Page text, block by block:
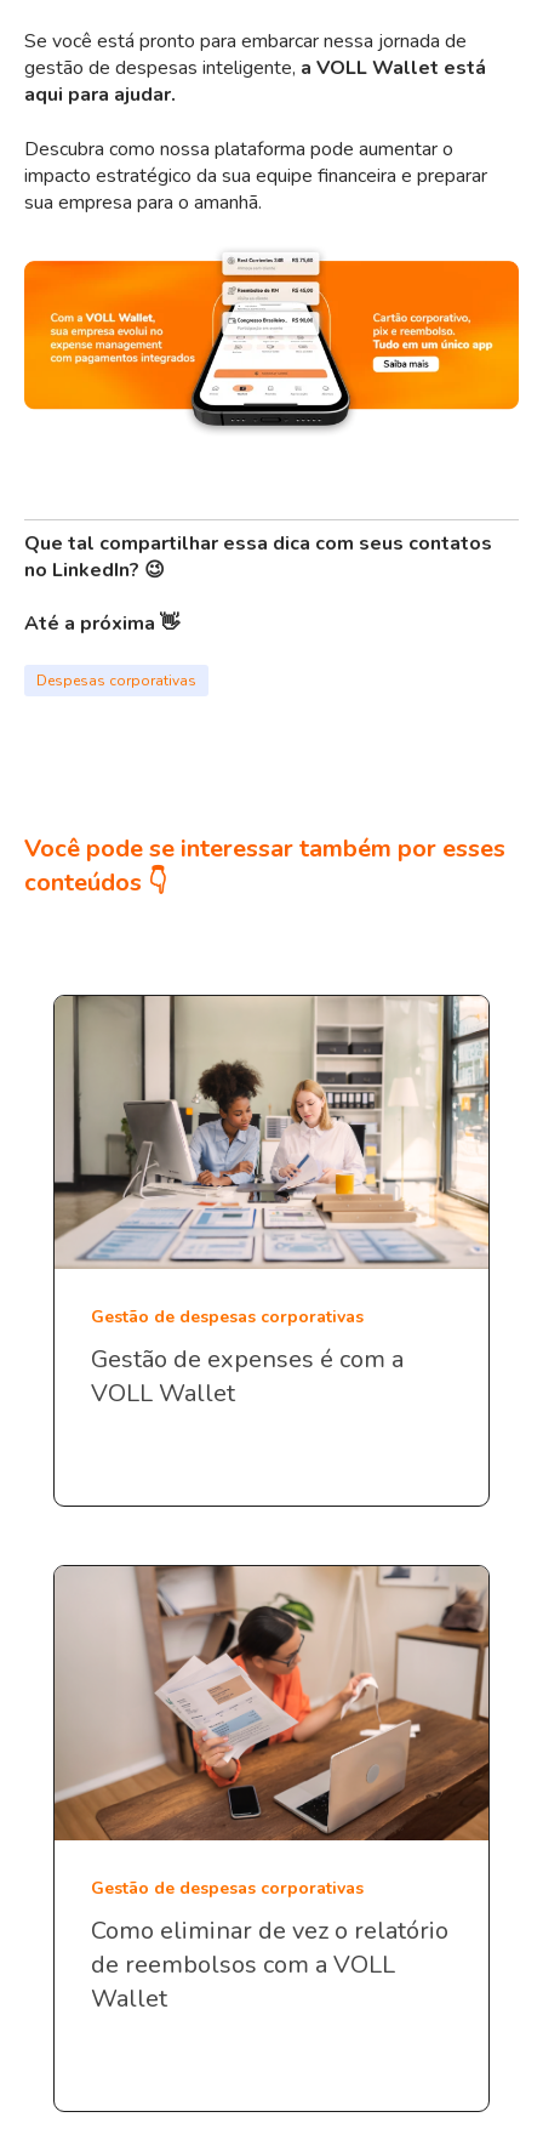
Se você está pronto para embarcar nessa jornada de
gestão de despesas inteligente, a VOLL Wallet está
aqui para ajudar.
Descubra como nossa plataforma pode aumentar o
impacto estratégico da sua equipe financeira e preparar
sua empresa para o amanhã.
Que tal compartilhar essa dica com seus contatos
no LinkedIn? 😉
Até a próxima 👋
Despesas corporativas
Você pode se interessar também por esses
conteúdos 👇
Gestão de despesas corporativas
Gestão de expenses é com a
VOLL Wallet
Gestão de despesas corporativas
Como eliminar de vez o relatório
de reembolsos com a VOLL
Wallet